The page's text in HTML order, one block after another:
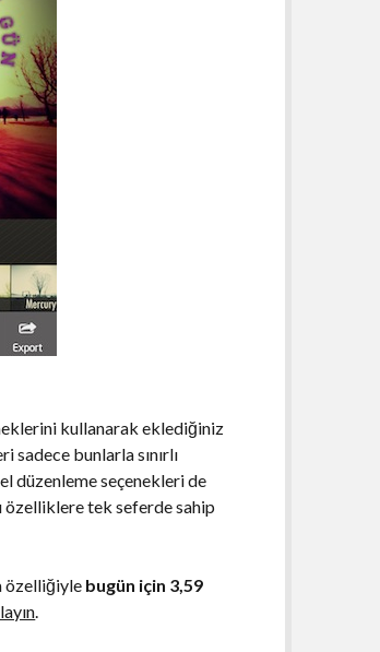
kullanarak eklediğiniz
bunlarla sınırlı
düzenleme seçenekleri de
özelliklere tek seferde sahip
özelliğiyle bugün için 3,59
.